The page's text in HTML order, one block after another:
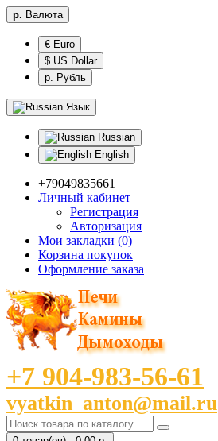
р. Валюта
€ Euro
$ US Dollar
р. Рубль
Язык
Russian
English
+79049835661
Личный кабинет
Регистрация
Авторизация
Мои закладки (0)
Корзина покупок
Оформление заказа
+7 904-983-56-61
vyatkin_anton@mail.ru